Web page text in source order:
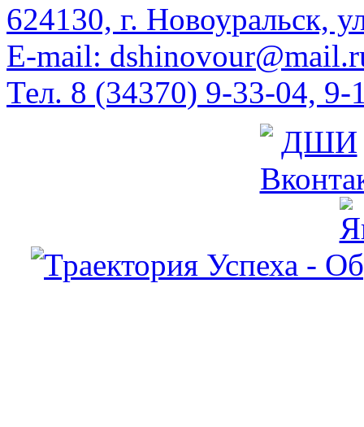
624130, г. Новоуральск,
E-mail:
Тел. 8 (34370) 9-33-04, 9-